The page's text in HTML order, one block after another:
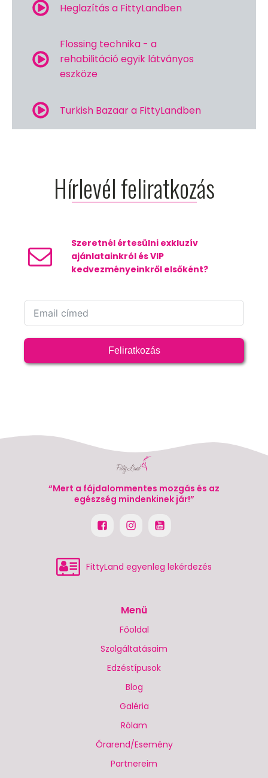
Heglazítás a FittyLandben
Flossing technika - a
rehabilitáció egyik látványos
eszköze
Turkish Bazaar a FittyLandben
Hírlevél feliratkozás
Szeretnél értesülni exkluzív
ajánlatainkról és VIP
kedvezményeinkről elsőként?
Feliratkozás
“Mert a fájdalommentes mozgás és az
egészség mindenkinek jár!”
FittyLand egyenleg lekérdezés
Menü
Főoldal
Szolgáltatásaim
Edzéstípusok
Blog
Galéria
Rólam
Órarend/Esemény
Partnereim